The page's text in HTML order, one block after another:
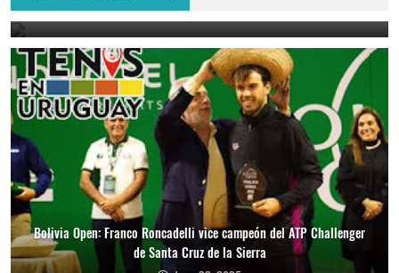
June 23, 2025
Bolivia Open: Franco Roncadelli vice campeón del ATP Challenger
de Santa Cruz de la Sierra